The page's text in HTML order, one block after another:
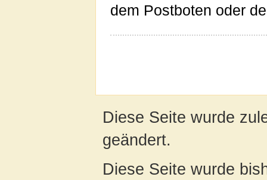
dem Postboten oder
Diese Seite wurde
geändert.
Diese Seite wurde